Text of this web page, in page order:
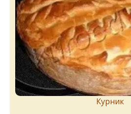
Курник